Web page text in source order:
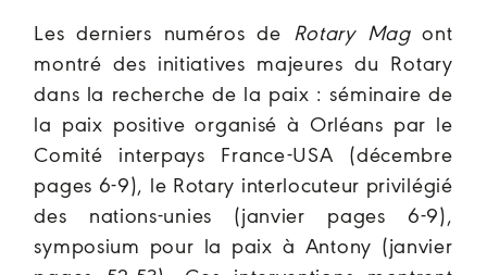
Les derniers numéros de Rotary Magont
montré des initiatives majeures du Rotary
dans la recherche de la paix : séminaire de
la paix positive organisé à Orléans par le
Comité interpays France-USA (décembre
pages 6-9), le Rotary interlocuteur privilégié
des nations-unies (janvier pages 6-9),
symposium pour la paix à Antony (janvier